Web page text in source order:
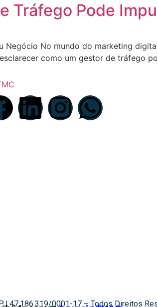
Tráfego Pode
Negócio No mundo do marketing
como um gestor de tráfego
Nossas redes sociais
47.186.319/0001-17 – Todos Direitos